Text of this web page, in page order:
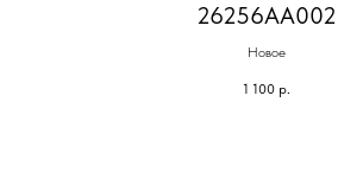
26256AA002
Новое
1 100 р.